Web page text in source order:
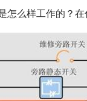
怎么样工作的？